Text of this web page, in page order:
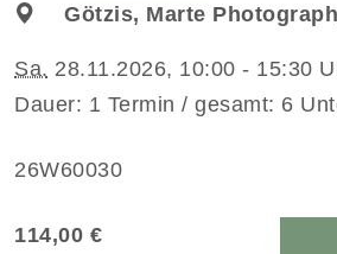
Götzis, Marte
Sa. 28.11.2026, 10:00 - 15:30
Dauer: 1 Termin / gesamt: 6
26W60030
114,00 €